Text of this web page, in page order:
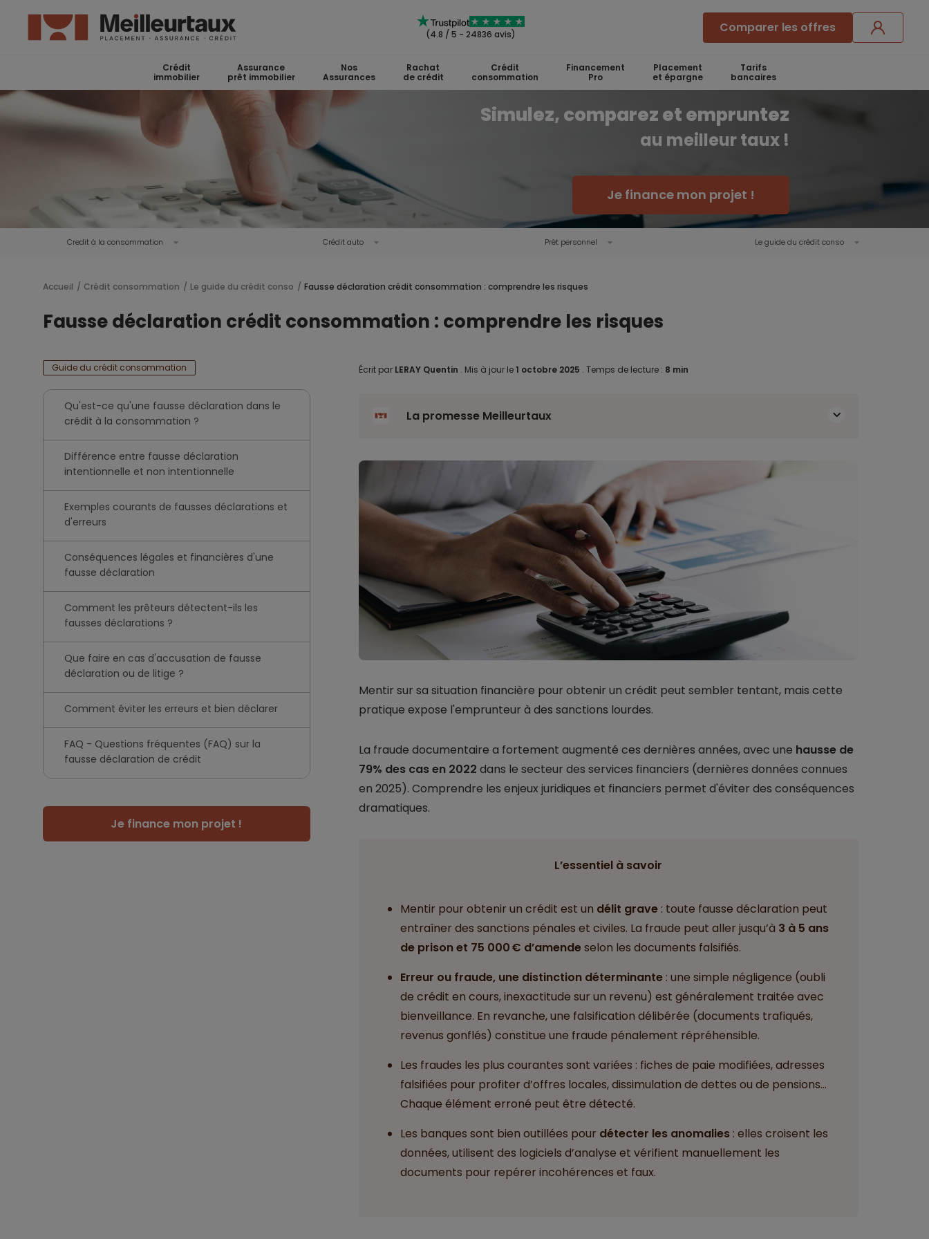
(4.8 / 5 - 24836 avis) Comparer les offres
Crédit
immobilier
Assurance
prêt immobilier
Nos
Assurances
Rachat
de crédit
Crédit
consommation
Financement
Pro
Placement
et épargne
Tarifs
bancaires
Simulez, comparez et empruntez
au meilleur taux !
Je finance mon projet !
Credit à la consommation Crédit auto Prêt personnel Le guide du crédit conso
Accueil Crédit consommation Le guide du crédit conso Fausse déclaration crédit consommation : comprendre les risques
Fausse déclaration crédit consommation : comprendre les risques
Guide du crédit consommation
Qu'est-ce qu'une fausse déclaration dans le
crédit à la consommation ?
Différence entre fausse déclaration
intentionnelle et non intentionnelle
Exemples courants de fausses déclarations et
d'erreurs
Conséquences légales et financières d'une
fausse déclaration
Comment les prêteurs détectent-ils les
fausses déclarations ?
Que faire en cas d'accusation de fausse
déclaration ou de litige ?
Comment éviter les erreurs et bien déclarer
FAQ - Questions fréquentes (FAQ) sur la
fausse déclaration de crédit
Je finance mon projet !
Écrit par LERAY Quentin . Mis à jour le 1 octobre 2025 . Temps de lecture : 8 min
La promesse Meilleurtaux
Mentir sur sa situation financière pour obtenir un crédit peut sembler tentant, mais cette
pratique expose l'emprunteur à des sanctions lourdes.
La fraude documentaire a fortement augmenté ces dernières années, avec une hausse de
79% des cas en 2022 dans le secteur des services financiers (dernières données connues
en 2025). Comprendre les enjeux juridiques et financiers permet d'éviter des conséquences
dramatiques.
L’essentiel à savoir
Mentir pour obtenir un crédit est un délit grave: toute fausse déclaration peut
entraîner des sanctions pénales et civiles. La fraude peut aller jusqu’à 3 à 5 ans
de prison et 75 000 € d’amendeselon les documents falsifiés.
Erreur ou fraude, une distinction déterminante: une simple négligence (oubli
de crédit en cours, inexactitude sur un revenu) est généralement traitée avec
bienveillance. En revanche, une falsification délibérée (documents trafiqués,
revenus gonflés) constitue une fraude pénalement répréhensible.
Les fraudes les plus courantes sont variées : fiches de paie modifiées, adresses
falsifiées pour profiter d’offres locales, dissimulation de dettes ou de pensions…
Chaque élément erroné peut être détecté.
Les banques sont bien outillées pour détecter les anomalies: elles croisent les
données, utilisent des logiciels d’analyse et vérifient manuellement les
documents pour repérer incohérences et faux.